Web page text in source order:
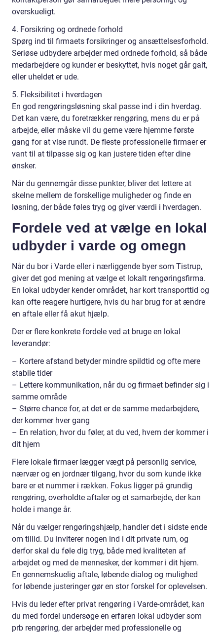
overskueligt.
4. Forsikring og ordnede forhold
Spørg ind til firmaets forsikringer og ansættelsesforhold.
Seriøse udbydere arbejder med ordnede forhold, så både
medarbejdere og kunder er beskyttet, hvis noget går galt,
eller uheldet er ude.
5. Fleksibilitet i hverdagen
En god rengøringsløsning skal passe ind i din hverdag.
Det kan være, du foretrækker rengøring, mens du er på
arbejde, eller måske vil du gerne være hjemme første
gang for at vise rundt. De fleste professionelle firmaer er
vant til at tilpasse sig og kan justere tiden efter dine
ønsker.
Når du gennemgår disse punkter, bliver det lettere at
skelne mellem de forskellige muligheder og finde en
løsning, der både føles tryg og giver værdi i hverdagen.
Fordele ved at vælge en lokal
udbyder i varde og omegn
Når du bor i Varde eller i nærliggende byer som Tistrup,
giver det god mening at vælge et lokalt rengøringsfirma.
En lokal udbyder kender området, har kort transporttid og
kan ofte reagere hurtigere, hvis du har brug for at ændre
en aftale eller få akut hjælp.
Der er flere konkrete fordele ved at bruge en lokal
leverandør:
– Kortere afstand betyder mindre spildtid og ofte mere
stabile tider
– Lettere kommunikation, når du og firmaet befinder sig i
samme område
– Større chance for, at det er de samme medarbejdere,
der kommer hver gang
– En relation, hvor du føler, at du ved, hvem der kommer i
dit hjem
Flere lokale firmaer lægger vægt på personlig service,
nærvær og en jordnær tilgang, hvor du som kunde ikke
bare er et nummer i rækken. Fokus ligger på grundig
rengøring, overholdte aftaler og et samarbejde, der kan
holde i mange år.
Når du vælger rengøringshjælp, handler det i sidste ende
om tillid. Du inviterer nogen ind i dit private rum, og
derfor skal du føle dig tryg, både med kvaliteten af
arbejdet og med de mennesker, der kommer i dit hjem.
En gennemskuelig aftale, løbende dialog og mulighed
for løbende justeringer gør en stor forskel for oplevelsen.
Hvis du leder efter privat rengøring i Varde-området, kan
du med fordel undersøge en erfaren lokal udbyder som
prb rengøring, der arbejder med professionelle og